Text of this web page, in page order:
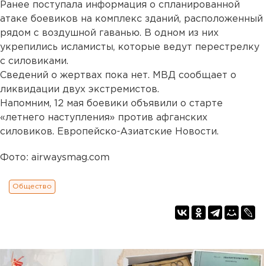
Ранее поступала информация о спланированной
атаке боевиков на комплекс зданий, расположенный
рядом с воздушной гаванью. В одном из них
укрепились исламисты, которые ведут перестрелку
с силовиками.
Сведений о жертвах пока нет. МВД сообщает о
ликвидации двух экстремистов.
Напомним, 12 мая боевики объявили о старте
«летнего наступления» против афганских
силовиков. Европейско-Азиатские Новости.
Фото: airwaysmag.com
Общество